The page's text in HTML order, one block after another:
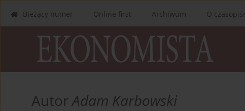
Bieżący numer Online first Archiwum O
AutorAdam Karbowski